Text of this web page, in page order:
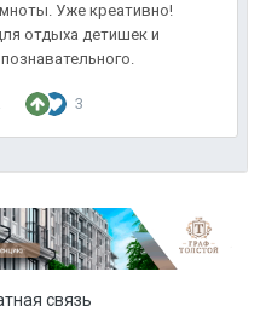
Уже креативно!
отдыха детишек и
3
связь